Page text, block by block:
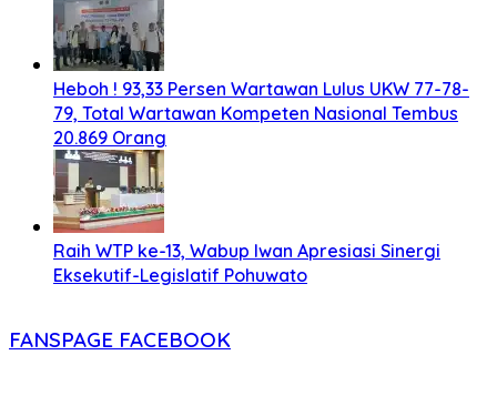
Heboh ! 93,33 Persen Wartawan Lulus UKW 77-78-
79, Total Wartawan Kompeten Nasional Tembus
20.869 Orang
Raih WTP ke-13, Wabup Iwan Apresiasi Sinergi
Eksekutif-Legislatif Pohuwato
FANSPAGE FACEBOOK